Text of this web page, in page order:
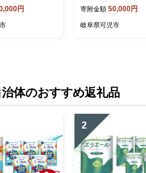
ット 利用券 自
大 プレー券 フ
円
プレー チケット 利用
然 みどり 広大 プレ
寄附金額 50,000円
岐阜県可児市
体のおすすめ返礼品
2